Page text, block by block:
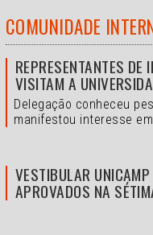
COMUNIDADE
REPRESENTANTES
VISITAM A
Delegação conheceu
manifestou interesse
VESTIBULAR
APROVADOS NA